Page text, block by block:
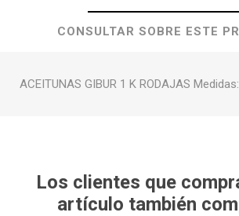
CONSULTAR SOBRE ESTE
ACEITUNAS GIBUR 1 K RODAJAS
Los clientes que
artículo también